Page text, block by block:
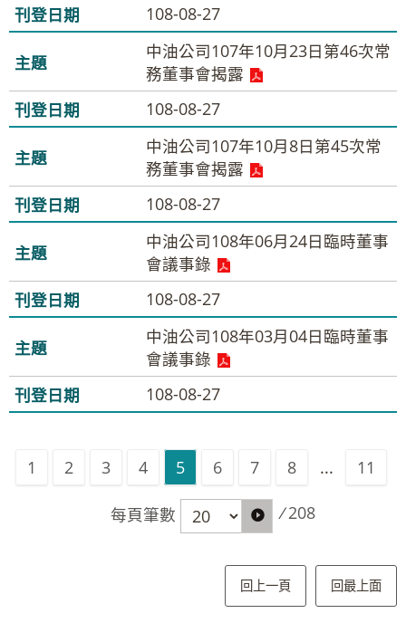
108-08-27
中油公司107年10月23日第46次常
務董事會揭露
108-08-27
中油公司107年10月8日第45次常
務董事會揭露
108-08-27
中油公司108年06月24日臨時董事
會議事錄
108-08-27
中油公司108年03月04日臨時董事
會議事錄
108-08-27
1 2 3 4 5 6 7 8 ... 11
每頁筆數 / 208
回上一頁 回最上面